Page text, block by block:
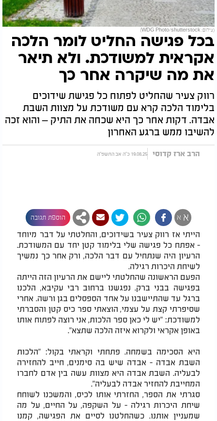
(צילום: WDG Photo/shutterstock)
בכל פגישה החליט לומר הלכה
אקראית למשודכת. ולא תיאר
את מה שיקרה אחר כך
רווק צעיר שהחליט לפתוח כל פגישת שידוכים
בלימוד הלכה קרא עם משודכת על מצוות השבת
אבדה. דקות אחר כך היא שכחה את התיק – והוא זכה
להשיבו ממש ברגע האחרון
הרב ארז קדוסי 19.08.25 כ"ה אב התשפ"ה
א א הוספת תגובה
הייתי אז רווק צעיר בשידוכים, והחלטתי על דבר מיוחד
- אפתח כל פגישה שלי בלימוד קטן יחד עם המשודכת.
הרעיון היה שנתחיל עם דבר הלכה, ורק אחר כך נמשיך
לשיחת היכרות רגילה.
הפעם הראשונה שהחלטתי ליישם את הרעיון הזה הייתה
בפגישה בבני ברק. נפגשנו ברחוב רבי עקיבא, הלכנו
ברגל עד שהתיישבנו על אחד הספסלים בגן ורשה. אחרי
שסיפרתי קצת על עצמי, הוצאתי ספר כיס קטן והסברתי
למשודכת: "יש לי כאן ספר הלכות, אני רוצה לפתוח אותו
באופן אקראי ולקרוא איזה הלכה שתצא".
היא הסכימה בשמחה. פתחתי וקראתי בקול: "הלכות
השבת אבדה - אבדה שיש בה סימנים, חייב להחזירה
לבעליה. השבת אבדה היא מצוות עשה בין אדם לחברו
המחייבת להחזיר אבדה לבעליה".
סגרתי את הספר, החזרתי אותו לכיס, והמשכנו לשוחח
שיחת היכרות רגילה - על השקפה, על החיים, על מה
שמעניין אותנו. כשהחלטנו לסיים את הפגישה, קמנו